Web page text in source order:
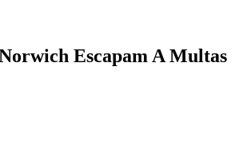
Escapam A Multas